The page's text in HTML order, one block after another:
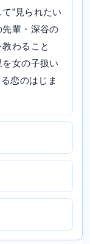
”見られたい
輩・深谷の
わること
女の子扱い
恋のはじま